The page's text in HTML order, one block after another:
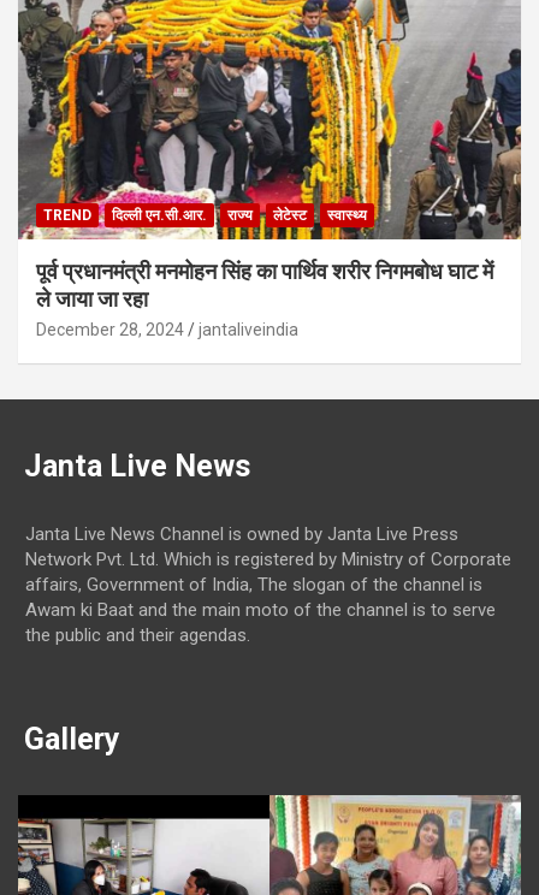
TREND दिल्ली एन.सी.आर. राज्य लेटेस्ट स्वास्थ्य
पूर्व प्रधानमंत्री मनमोहन सिंह का पार्थिव शरीर निगमबोध घाट में
ले जाया जा रहा
December 28, 2024 jantaliveindia
Janta Live News
Janta Live News Channel is owned by Janta Live Press
Network Pvt. Ltd. Which is registered by Ministry of Corporate
affairs, Government of India, The slogan of the channel is
Awam ki Baat and the main moto of the channel is to serve
the public and their agendas.
Gallery